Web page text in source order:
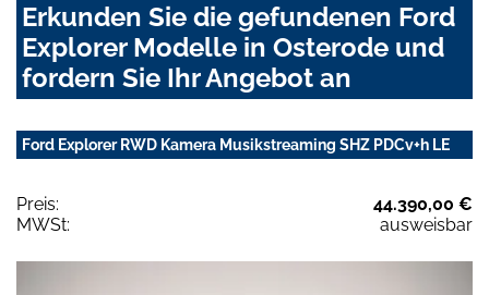
Erkunden Sie die gefundenen Ford
Explorer Modelle in Osterode und
fordern Sie Ihr Angebot an
Ford Explorer RWD Kamera Musikstreaming SHZ PDCv+h LE
Preis:
44.390,00 €
MWSt:
ausweisbar